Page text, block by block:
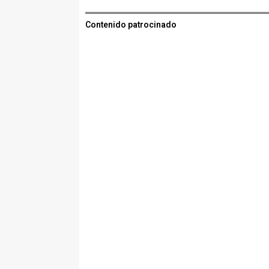
Contenido patrocinado